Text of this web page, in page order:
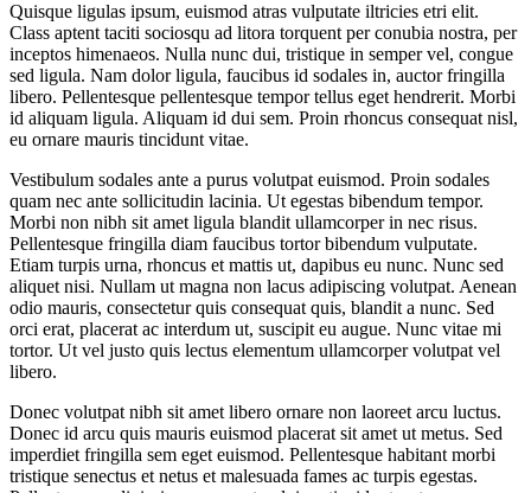
Quisque ligulas ipsum, euismod atras vulputate iltricies etri elit.
Class aptent taciti sociosqu ad litora torquent per conubia nostra, per
inceptos himenaeos. Nulla nunc dui, tristique in semper vel, congue
sed ligula. Nam dolor ligula, faucibus id sodales in, auctor fringilla
libero. Pellentesque pellentesque tempor tellus eget hendrerit. Morbi
id aliquam ligula. Aliquam id dui sem. Proin rhoncus consequat nisl,
eu ornare mauris tincidunt vitae.
Vestibulum sodales ante a purus volutpat euismod. Proin sodales
quam nec ante sollicitudin lacinia. Ut egestas bibendum tempor.
Morbi non nibh sit amet ligula blandit ullamcorper in nec risus.
Pellentesque fringilla diam faucibus tortor bibendum vulputate.
Etiam turpis urna, rhoncus et mattis ut, dapibus eu nunc. Nunc sed
aliquet nisi. Nullam ut magna non lacus adipiscing volutpat. Aenean
odio mauris, consectetur quis consequat quis, blandit a nunc. Sed
orci erat, placerat ac interdum ut, suscipit eu augue. Nunc vitae mi
tortor. Ut vel justo quis lectus elementum ullamcorper volutpat vel
libero.
Donec volutpat nibh sit amet libero ornare non laoreet arcu luctus.
Donec id arcu quis mauris euismod placerat sit amet ut metus. Sed
imperdiet fringilla sem eget euismod. Pellentesque habitant morbi
tristique senectus et netus et malesuada fames ac turpis egestas.